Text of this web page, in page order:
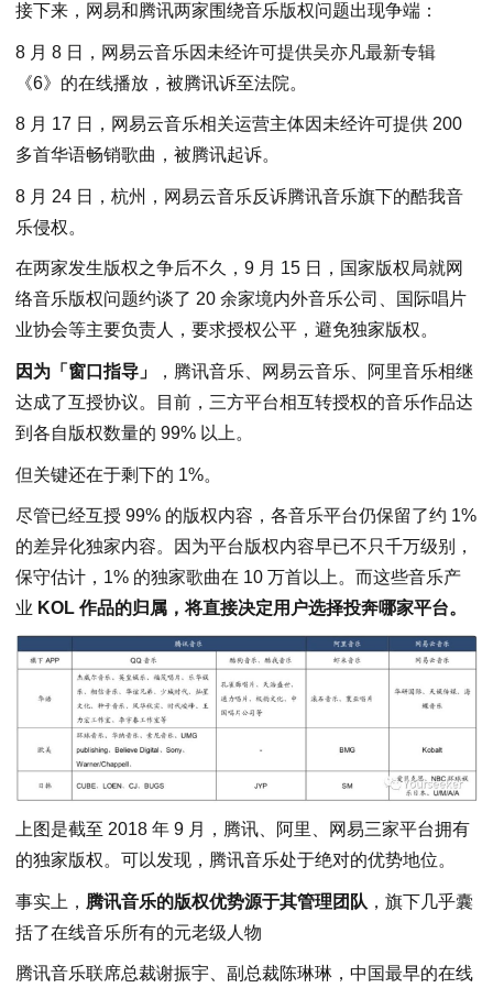
接下来，网易和腾讯两家围绕音乐版权问题出现争端：
8 月 8 日，网易云音乐因未经许可提供吴亦凡最新专辑
《6》的在线播放，被腾讯诉至法院。
8 月 17 日，网易云音乐相关运营主体因未经许可提供 200
多首华语畅销歌曲，被腾讯起诉。
8 月 24 日，杭州，网易云音乐反诉腾讯音乐旗下的酷我音
乐侵权。
在两家发生版权之争后不久，9 月 15 日，国家版权局就网
络音乐版权问题约谈了 20 余家境内外音乐公司、国际唱片
业协会等主要负责人，要求授权公平，避免独家版权。
因为「窗口指导」
，腾讯音乐、网易云音乐、阿里音乐相继
达成了互授协议。目前，三方平台相互转授权的音乐作品达
到各自版权数量的 99% 以上。
但关键还在于剩下的 1%。
尽管已经互授 99% 的版权内容，各音乐平台仍保留了约 1%
的差异化独家内容。因为平台版权内容早已不只千万级别，
保守估计，1% 的独家歌曲在 10 万首以上。而这些音乐产
业 KOL 作品的归属，将直接决定用户选择投奔哪家平台。
上图是截至 2018 年 9 月，腾讯、阿里、网易三家平台拥有
的独家版权。可以发现，腾讯音乐处于绝对的优势地位。
事实上， 腾讯音乐的版权优势源于其管理团队 ，旗下几乎囊
括了在线音乐所有的元老级人物
腾讯音乐联席总裁谢振宇、副总裁陈琳琳，中国最早的在线